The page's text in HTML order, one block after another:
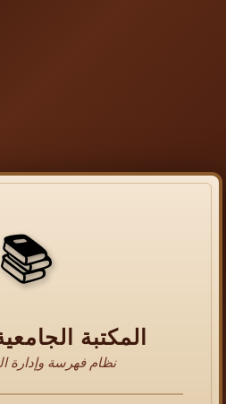
📚
المكتبة
نظام فهرسة وإدارة